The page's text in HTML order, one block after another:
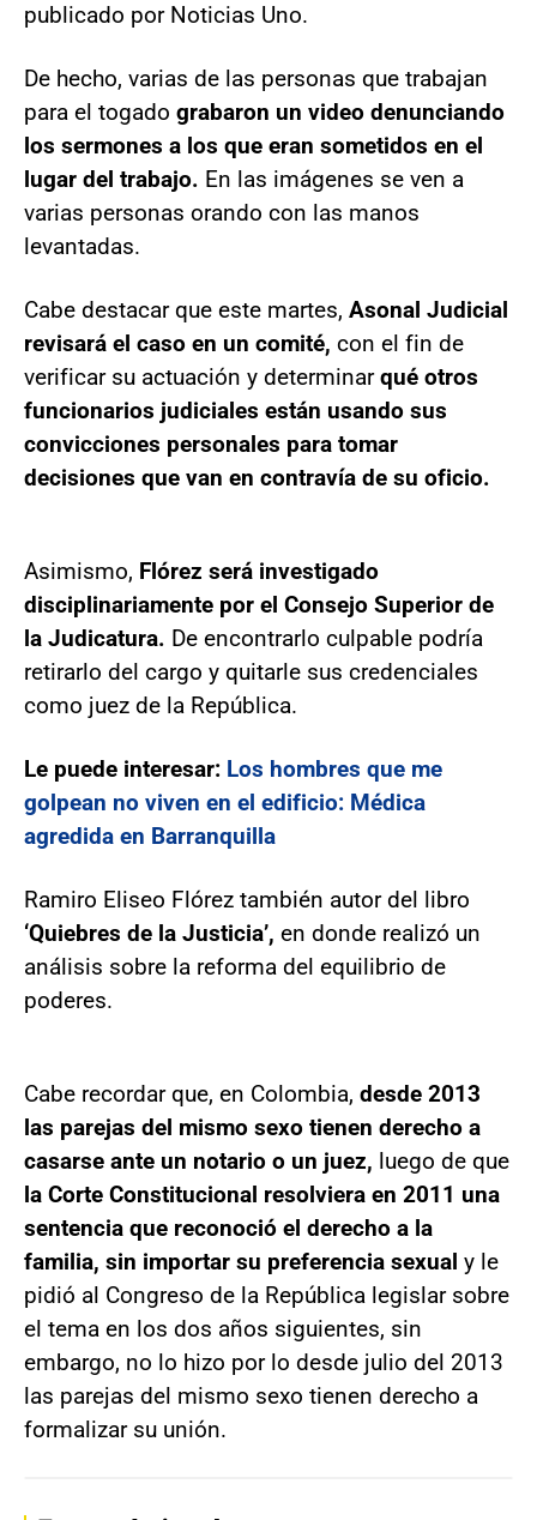
publicado por Noticias Uno.
De hecho, varias de las personas que trabajan
para el togado grabaron un video denunciando
los sermones a los que eran sometidos en el
lugar del trabajo. En las imágenes se ven a
varias personas orando con las manos
levantadas.
Cabe destacar que este martes, Asonal Judicial
revisará el caso en un comité, con el fin de
verificar su actuación y determinarqué otros
funcionarios judiciales están usando sus
convicciones personales para tomar
decisiones que van en contravía de su oficio.
Asimismo, Flórez será investigado
disciplinariamente por el Consejo Superior de
la Judicatura. De encontrarlo culpable podría
retirarlo del cargo y quitarle sus credenciales
como juez de la República.
Le puede interesar: Los hombres que me
golpean no viven en el edificio: Médica
agredida en Barranquilla
Ramiro Eliseo Flórez también autor del libro
‘Quiebres de la Justicia’, en donde realizó un
análisis sobre la reforma del equilibrio de
poderes.
Cabe recordar que, en Colombia, desde 2013
las parejas del mismo sexo tienen derecho a
casarse ante un notario o un juez, luego de que
la Corte Constitucional resolviera en 2011 una
sentencia que reconoció el derecho a la
familia, sin importar su preferencia sexual y le
pidió al Congreso de la República legislar sobre
el tema en los dos años siguientes, sin
embargo, no lo hizo por lo desde julio del 2013
las parejas del mismo sexo tienen derecho a
formalizar su unión.